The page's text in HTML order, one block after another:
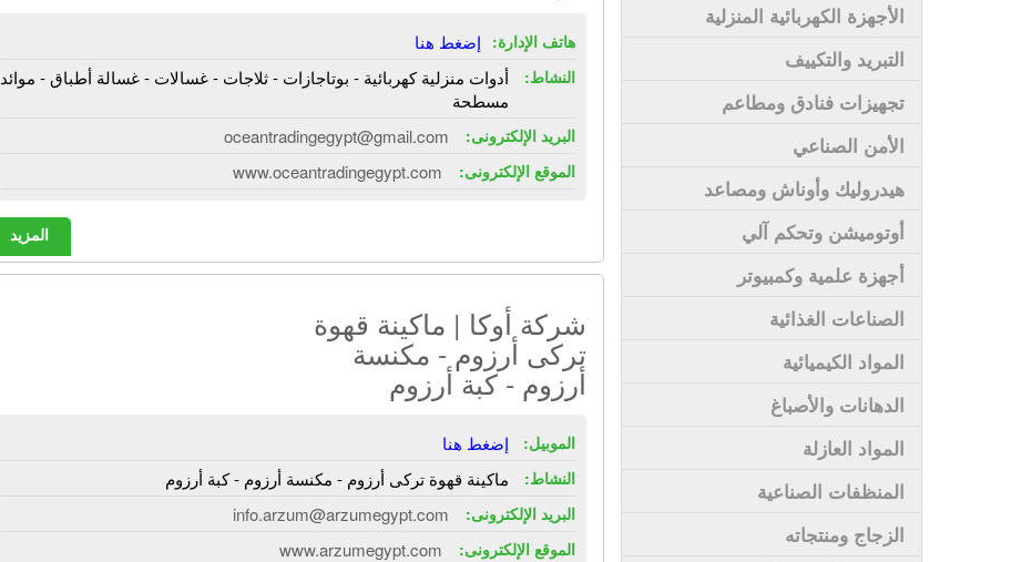
الأجهزة الكهربائية المنزلية
التبريد والتكييف
تجهيزات فنادق ومطاعم
الأمن الصناعي
هيدروليك وأوناش ومصاعد
أوتوميشن وتحكم آلي
أجهزة علمية وكمبيوتر
الصناعات الغذائية
المواد الكيميائية
الدهانات والأصباغ
المواد العازلة
المنظفات الصناعية
الزجاج ومنتجاته
هاتف الإدارة: إضغط هنا
النشاط:
أدوات منزلية كهربائية - بوتاجازات - ثلاجات - غسالات - غسالة أطباق - موائد
مسطحة
البريد الإلكترونى: oceantradingegypt@gmail.com
الموقع الإلكترونى: www.oceantradingegypt.com
المزيد
شركة أوكا | ماكينة قهوة
تركى أرزوم - مكنسة
أرزوم - كبة أرزوم
الموبيل: إضغط هنا
النشاط: ماكينة قهوة تركى أرزوم - مكنسة أرزوم - كبة أرزوم
البريد الإلكترونى: info.arzum@arzumegypt.com
الموقع الإلكترونى: www.arzumegypt.com